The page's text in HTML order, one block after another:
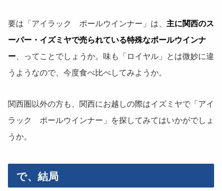
要は「アイラック ポールウインナー」は、 主に関西のス
ーパー・イズミヤで売られている特殊なポールウインナ
ー 、ってことでしょうか。味も「ロイヤル」とは微妙に違
うようなので、今度食べ比べしてみようか。
関西圏以外の方も、関西にお越しの際はイズミヤで「アイ
ラック ポールウインナー」を探してみてはいかがでしょ
うか。
で、結局